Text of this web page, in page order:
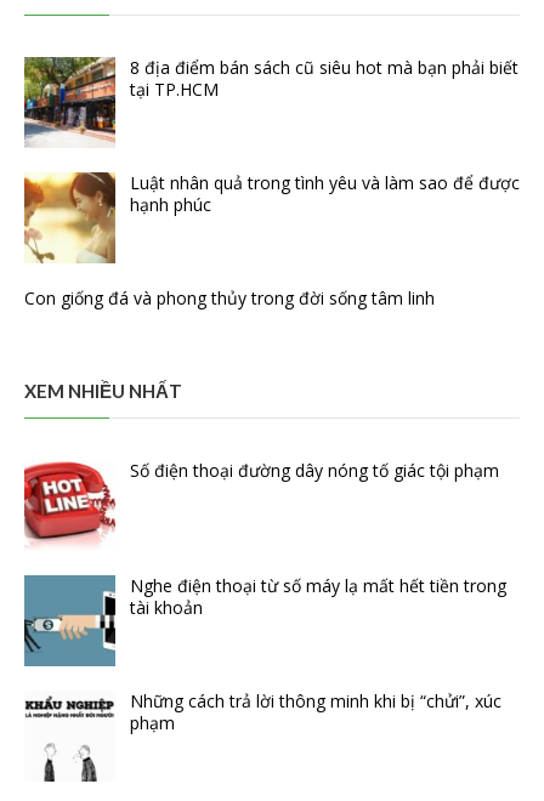
8 địa điểm bán sách cũ siêu hot mà bạn phải biết
tại TP.HCM
Luật nhân quả trong tình yêu và làm sao để được
hạnh phúc
Con giống đá và phong thủy trong đời sống tâm linh
XEM NHIỀU NHẤT
Số điện thoại đường dây nóng tố giác tội phạm
Nghe điện thoại từ số máy lạ mất hết tiền trong
tài khoản
Những cách trả lời thông minh khi bị “chửi”, xúc
phạm